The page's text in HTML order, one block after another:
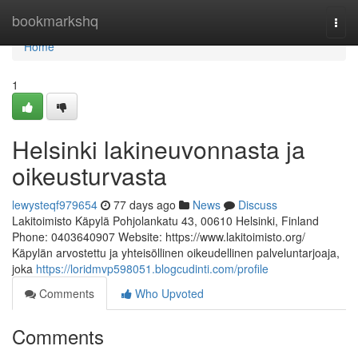
bookmarkshq
Home
Home
1
Helsinki lakineuvonnasta ja
oikeusturvasta
lewysteqf979654 77 days ago News
Discuss
Lakitoimisto Käpylä Pohjolankatu 43, 00610 Helsinki, Finland
Phone: 0403640907 Website: https://www.lakitoimisto.org/
Käpylän arvostettu ja yhteisöllinen oikeudellinen palveluntarjoaja,
joka https://loridmvp598051.blogcudinti.com/profile
Comments
Who Upvoted
Comments